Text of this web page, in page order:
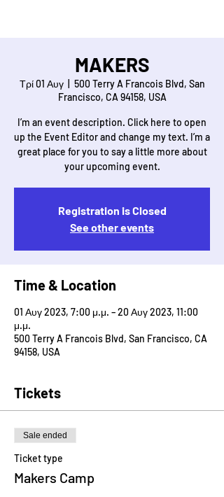
MAKERS
Τρί 01 Αυγ
  |
500 Terry A Francois Blvd, San
Francisco, CA 94158, USA
I’m an event description. Click here to open
up the Event Editor and change my text. I’m a
great place for you to say a little more about
Registration is Closed
See other events
Time & Location
01 Αυγ 2023, 7:00 μ.μ. – 20 Αυγ 2023, 11:00
μ.μ.
500 Terry A Francois Blvd, San Francisco, CA
94158, USA
Tickets
Sale ended
Ticket type
Makers Camp